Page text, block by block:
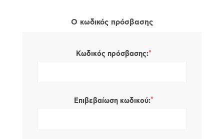
Ο κωδικός πρόσβασης
Κωδικός πρόσβασης:*
Επιβεβαίωση κωδικού:*